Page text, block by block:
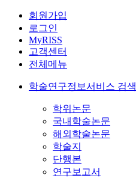
회원가입
로그인
MyRISS
고객센터
전체메뉴
학술연구정보서비스 검색
학위논문
국내학술논문
해외학술논문
학술지
단행본
연구보고서